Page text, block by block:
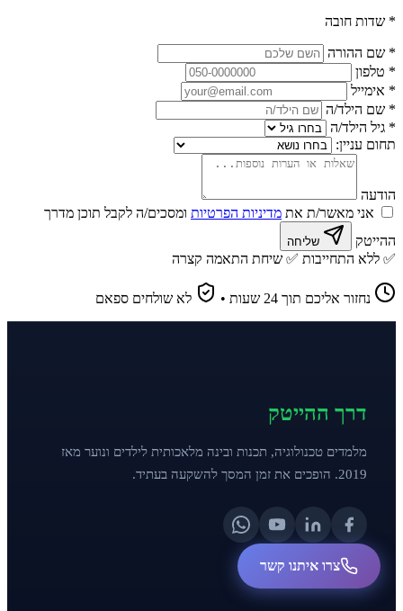
* שדות חובה
* שם ההורה
* טלפון
* אימייל
* שם הילד/ה
* גיל הילד/ה
תחום עניין:
הודעה
אני מאשר/ת את מדיניות הפרטיות ומסכים/ה לקבל תוכן מדרך
ההייטק
✅ ללא התחייבות ✅ שיחת התאמה קצרה
נחזור אליכם תוך 24 שעות • לא שולחים ספאם
דרך ההייטק
מלמדים טכנולוגיה, תכנות ובינה מלאכותית לילדים ונוער מאז
2019. הופכים את זמן המסך להשקעה בעתיד.
צרו איתנו קשר